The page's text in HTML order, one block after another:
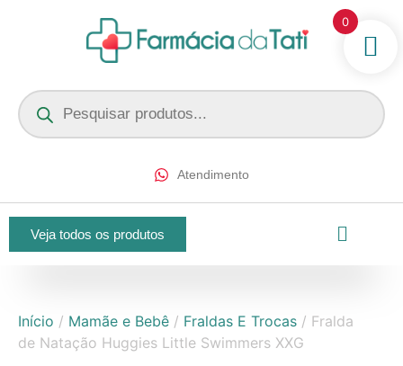
Atendimento
Veja todos os produtos
Início / Mamãe e Bebê / Fraldas E Trocas / Fralda
de Natação Huggies Little Swimmers XXG
0